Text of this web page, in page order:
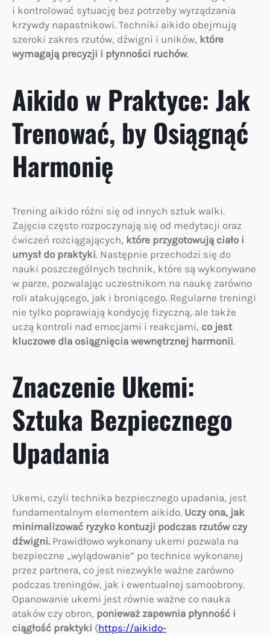
i kontrolować sytuację bez potrzeby wyrządzania
krzywdy napastnikowi. Techniki aikido obejmują
szeroki zakres rzutów, dźwigni i uników, które
wymagają precyzji i płynności ruchów.
Aikido w Praktyce: Jak
Trenować, by Osiągnąć
Harmonię
Trening aikido różni się od innych sztuk walki.
Zajęcia często rozpoczynają się od medytacji oraz
ćwiczeń rozciągających, które przygotowują ciało i
umysł do praktyki. Następnie przechodzi się do
nauki poszczególnych technik, które są wykonywane
w parze, pozwalając uczestnikom na naukę zarówno
roli atakującego, jak i broniącego. Regularne treningi
nie tylko poprawiają kondycję fizyczną, ale także
uczą kontroli nad emocjami i reakcjami, co jest
kluczowe dla osiągnięcia wewnętrznej harmonii.
Znaczenie Ukemi:
Sztuka Bezpiecznego
Upadania
Ukemi, czyli technika bezpiecznego upadania, jest
fundamentalnym elementem aikido. Uczy ona, jak
minimalizować ryzyko kontuzji podczas rzutów czy
dźwigni. Prawidłowo wykonany ukemi pozwala na
bezpieczne „wylądowanie” po technice wykonanej
przez partnera, co jest niezwykle ważne zarówno
podczas treningów, jak i ewentualnej samoobrony.
Opanowanie ukemi jest równie ważne co nauka
ataków czy obron, ponieważ zapewnia płynność i
ciągłość praktyki (https://aikido-